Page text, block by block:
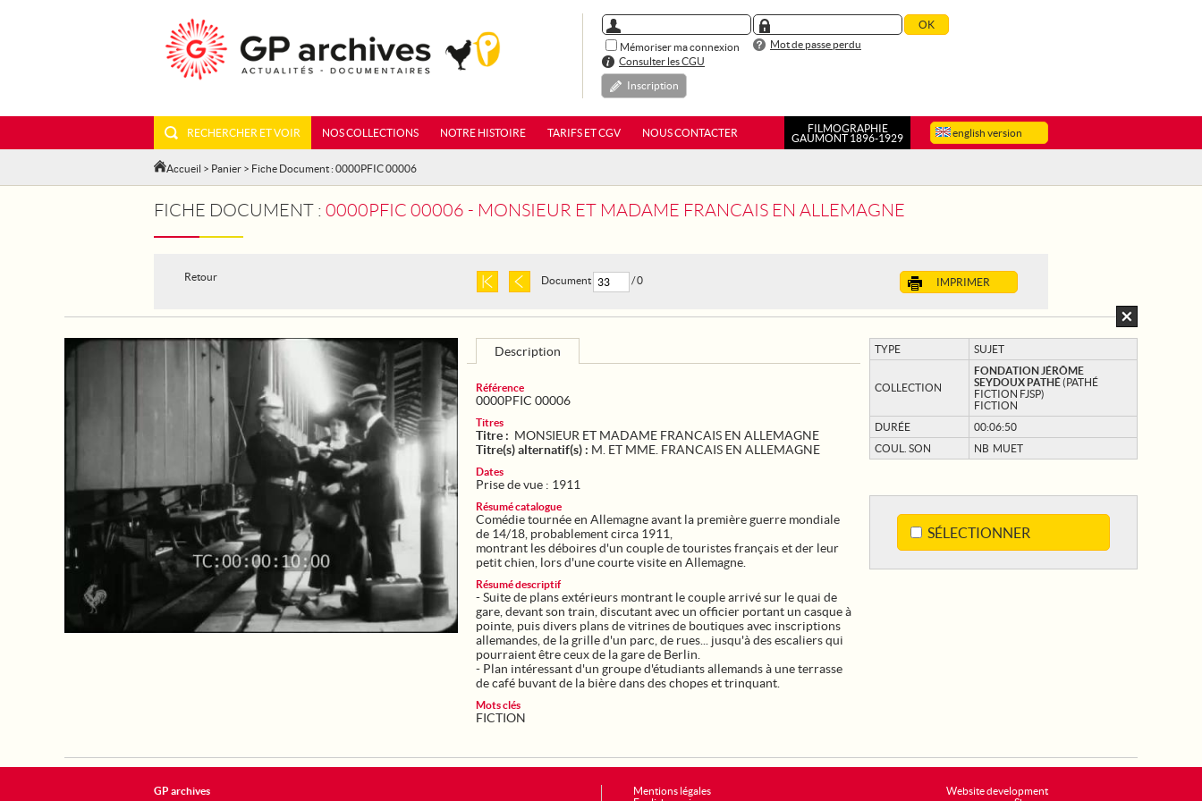
Mémoriser ma connexion
Mot de passe perdu
Consulter les CGU
Inscription
english version
RECHERCHER ET VOIR NOS COLLECTIONS NOTRE HISTOIRE TARIFS ET CGV NOUS CONTACTER
FILMOGRAPHIE
GAUMONT 1896-1929
Accueil > Panier > Fiche Document : 0000PFIC 00006
FICHE DOCUMENT : 0000PFIC 00006 - MONSIEUR ET MADAME FRANCAIS EN ALLEMAGNE
Retour IMPRIMER
Document / 0
TYPE SUJET
COLLECTION
FONDATION JÉRÔME
SEYDOUX PATHÉ(PATHÉ
FICTION FJSP)
FICTION
DURÉE
00:06:50
COUL. SON
NB MUET
SÉLECTIONNER
Description
Référence
0000PFIC 00006
Titres
Titre : MONSIEUR ET MADAME FRANCAIS EN ALLEMAGNE
Titre(s) alternatif(s) : M. ET MME. FRANCAIS EN ALLEMAGNE
Dates
Prise de vue : 1911
Résumé catalogue
Comédie tournée en Allemagne avant la première guerre mondiale
de 14/18, probablement circa 1911,
montrant les déboires d'un couple de touristes français et der leur
petit chien, lors d'une courte visite en Allemagne.
Résumé descriptif
- Suite de plans extérieurs montrant le couple arrivé sur le quai de
gare, devant son train, discutant avec un officier portant un casque à
pointe, puis divers plans de vitrines de boutiques avec inscriptions
allemandes, de la grille d'un parc, de rues... jusqu'à des escaliers qui
pourraient être ceux de la gare de Berlin.
- Plan intéressant d'un groupe d'étudiants allemands à une terrasse
de café buvant de la bière dans des chopes et trinquant.
Mots clés
FICTION
Website development
GP archives
Mentions légales